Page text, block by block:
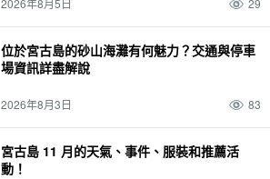
2026年8月5日 29
位於宮古島的砂山海灘有何魅力？交通與停車
場資訊詳盡解說
2026年8月3日 83
宮古島 11 月的天氣、事件、服裝和推薦活
動！